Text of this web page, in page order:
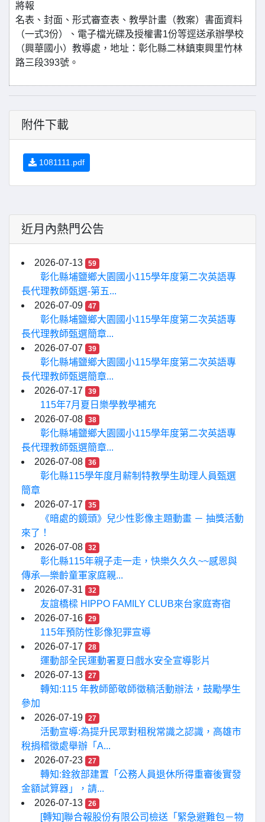
將報
名表、封面、形式審查表、教學計畫（教案）書面資料
（一式3份）、電子檔光碟及授權書1份等逕送承辦學校
（興華國小）教導處，地址：彰化縣二林鎮東興里竹林
路三段393號。
附件下載
1081111.pdf
近月內熱門公告
2026-07-13 59
彰化縣埔鹽鄉大園國小115學年度第二次英語專
長代理教師甄選-第五...
2026-07-09
47
彰化縣埔鹽鄉大園國小115學年度第二次英語專
長代理教師甄選簡章...
2026-07-07
39
彰化縣埔鹽鄉大園國小115學年度第二次英語專
長代理教師甄選簡章...
2026-07-17
39
115年7月夏日樂學教學補充
2026-07-08
38
彰化縣埔鹽鄉大園國小115學年度第二次英語專
長代理教師甄選簡章...
2026-07-08
36
彰化縣115學年度月薪制特教學生助理人員甄選
簡章
2026-07-17
35
《暗處的鏡頭》兒少性影像主題動畫 － 抽獎活動
來了！
2026-07-08
32
彰化縣115年親子走一走，快樂久久久~~感恩與
傳承—樂齡童軍家庭親...
2026-07-31
32
友誼橋樑 HIPPO FAMILY CLUB來台家庭寄宿
2026-07-16
29
115年預防性影像犯罪宣導
2026-07-17
28
運動部全民運動署夏日戲水安全宣導影片
2026-07-13
27
轉知:115 年教師節敬師徵稿活動辦法，鼓勵學生
參加
2026-07-19
27
活動宣導:為提升民眾對租稅常識之認識，高雄市
稅捐稽徵處舉辦「A...
2026-07-23
27
轉知:銓敘部建置「公務人員退休所得重審後實發
金額試算器」，請...
2026-07-13
26
[轉知]聯合報股份有限公司檢送「緊急避難包－物